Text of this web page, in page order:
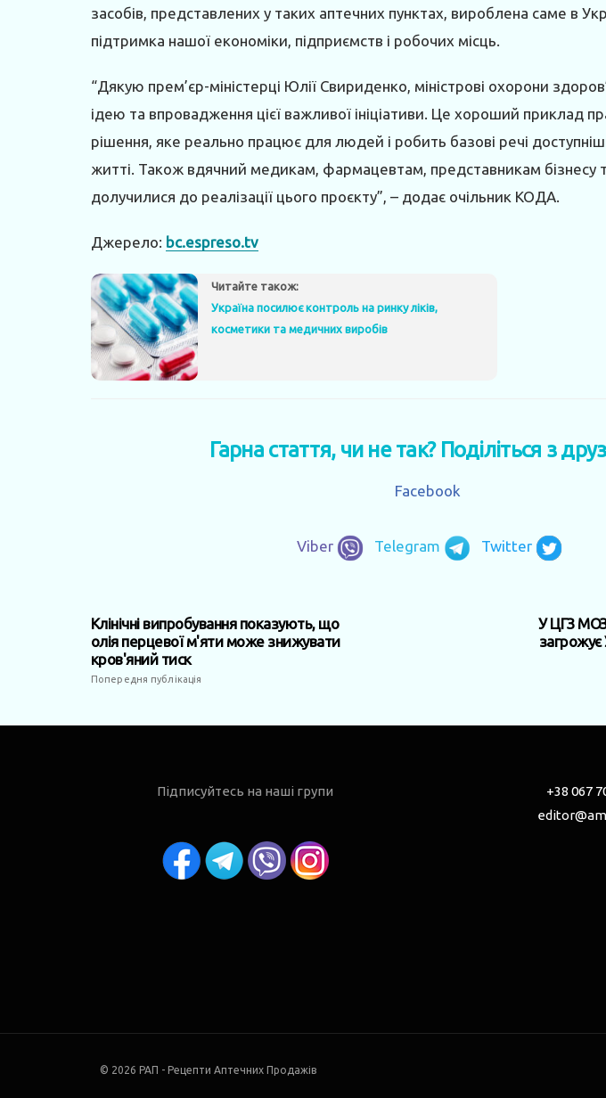
засобів, представлених у таких аптечних пунктах, вироблена саме в
підтримка нашої економіки, підприємств і робочих місць.
“Дякую прем’єр-міністерці Юлії Свириденко, міністрові охорони
ідею та впровадження цієї важливої ініціативи. Це хороший приклад
рішення, яке реально працює для людей і робить базові речі
житті. Також вдячний медикам, фармацевтам, представникам бізнесу
долучилися до реалізації цього проєкту”, – додає очільник КОДА.
Джерело: bc.espreso.tv
Читайте також:
Україна посилює контроль на ринку ліків,
косметики та медичних виробів
Гарна стаття, чи не так? Поділіться з
Facebook
Viber Telegram Twitter
Клінічні випробування показують, що
олія перцевої м'яти може знижувати
кров'яний тиск
Попередня публікація
У ЦГЗ
загрожує
Підписуйтесь на наші групи
+38 067
© 2026 РАП - Рецепти Аптечних Продажів